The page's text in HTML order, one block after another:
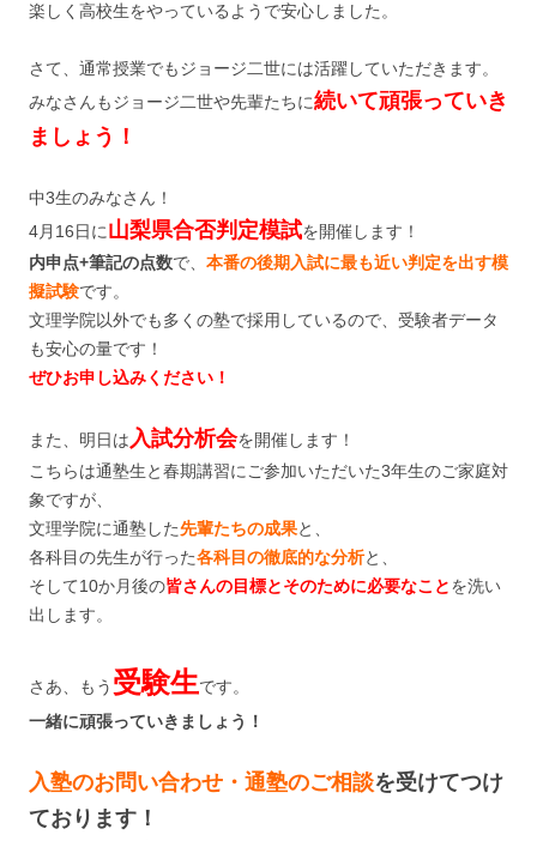
楽しく高校生をやっているようで安心しました。
さて、通常授業でもジョージ二世には活躍していただきます。
みなさんもジョージ二世や先輩たちに続いて頑張っていき
ましょう！
中3生のみなさん！
4月16日に山梨県合否判定模試を開催します！
内申点+筆記の点数で、 本番の後期入試に最も近い判定を出す模
擬試験です。
文理学院以外でも多くの塾で採用しているので、受験者データ
も安心の量です！
ぜひお申し込みください！
また、明日は入試分析会を開催します！
こちらは通塾生と春期講習にご参加いただいた3年生のご家庭対
象ですが、
文理学院に通塾した先輩たちの成果と、
各科目の先生が行った各科目の徹底的な分析と、
そして10か月後の皆さんの目標とそのために必要なことを洗い
出します。
さあ、もう 受験生です。
一緒に頑張っていきましょう！
入塾のお問い合わせ・通塾のご相談を受けてつけ
ております！